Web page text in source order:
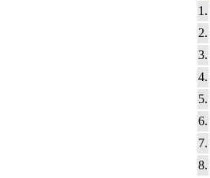
1.
2.
3.
4.
5.
6.
7.
8.